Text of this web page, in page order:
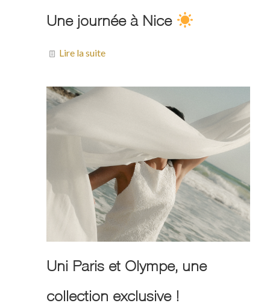
Une journée à Nice
Lire la suite
Uni Paris et Olympe, une
collection exclusive !